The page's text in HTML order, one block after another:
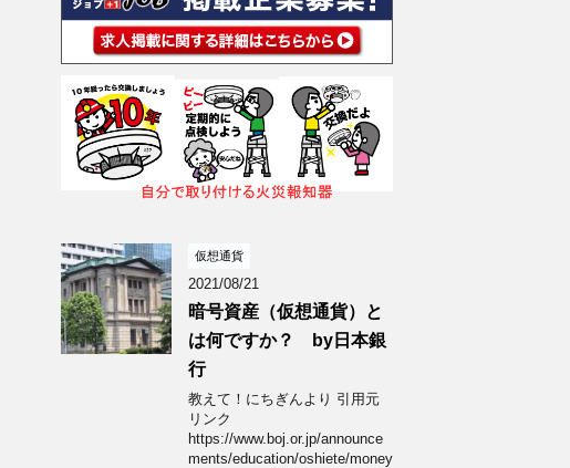
仮想通貨
2021/08/21
暗号資産（仮想通貨）と
は何ですか？ by日本銀
行
教えて！にちぎんより 引用元
リンク
https://www.boj.or.jp/announce
ments/education/oshiete/money